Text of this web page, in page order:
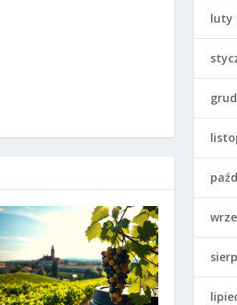
luty